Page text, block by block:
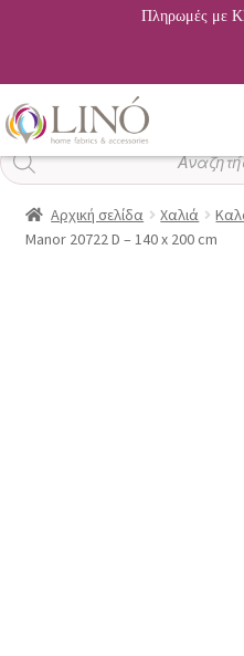
Πληρωμές με
Αναζήτηση
προϊόντων
Αρχική σελίδα Χαλιά
Manor 20722 D – 140 x 200 cm